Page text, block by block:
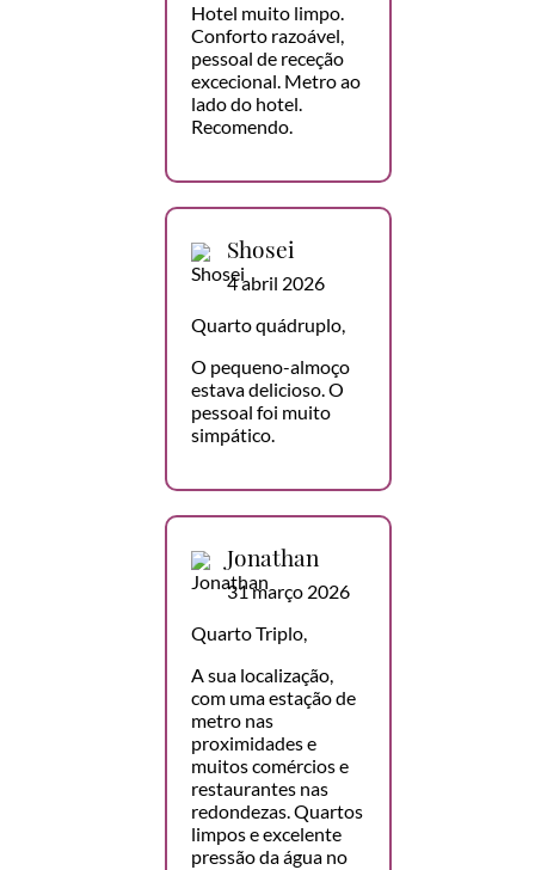
Hotel muito limpo.
Conforto razoável,
pessoal de receção
excecional. Metro ao
lado do hotel.
Recomendo.
Shosei
4 abril 2026
Quarto quádruplo,
O pequeno-almoço
estava delicioso. O
pessoal foi muito
simpático.
Jonathan
31 março 2026
Quarto Triplo,
A sua localização,
com uma estação de
metro nas
proximidades e
muitos comércios e
restaurantes nas
redondezas. Quartos
limpos e excelente
pressão da água no